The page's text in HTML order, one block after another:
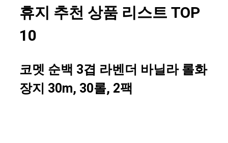
휴지 추천 상품 리스트 TOP
10
코멧 순백 3겹 라벤더 바닐라 롤화
장지 30m, 30롤, 2팩